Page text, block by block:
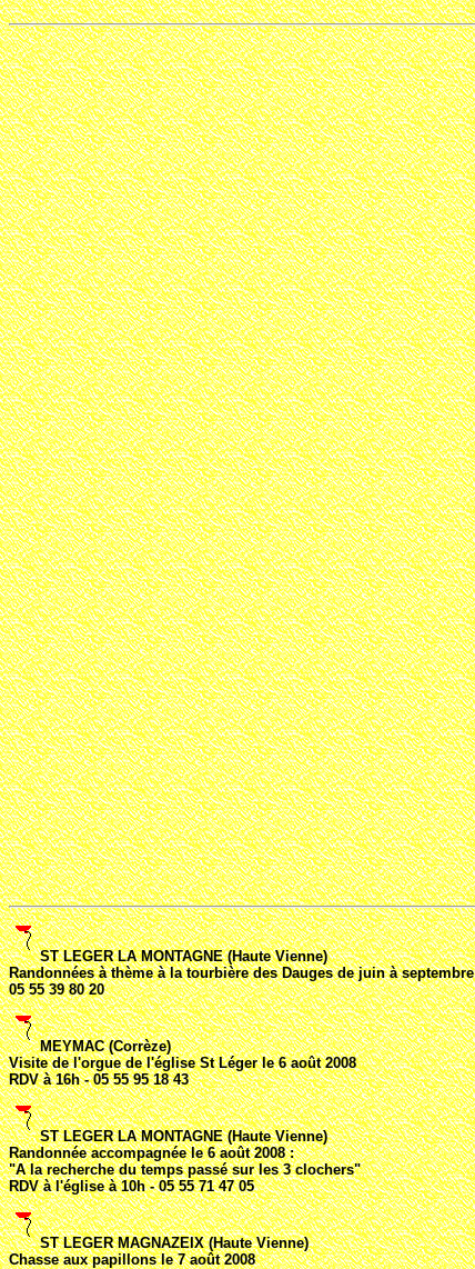
ST LEGER LA MONTAGNE (Haute Vienne)
Randonnées à thème à la tourbière des Dauges de juin à septembre
05 55 39 80 20
MEYMAC (Corrèze)
Visite de l'orgue de l'église St Léger le 6 août 2008
RDV à 16h - 05 55 95 18 43
ST LEGER LA MONTAGNE (Haute Vienne)
Randonnée accompagnée le 6 août 2008 :
"A la recherche du temps passé sur les 3 clochers"
RDV à l'église à 10h - 05 55 71 47 05
ST LEGER MAGNAZEIX (Haute Vienne)
Chasse aux papillons le 7 août 2008